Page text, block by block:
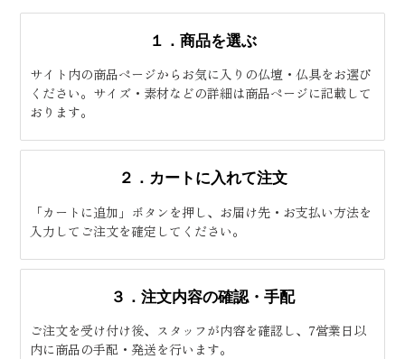
１．商品を選ぶ
サイト内の商品ページからお気に入りの仏壇・仏具をお選び
ください。サイズ・素材などの詳細は商品ページに記載して
おります。
２．カートに入れて注文
「カートに追加」ボタンを押し、お届け先・お支払い方法を
入力してご注文を確定してください。
３．注文内容の確認・手配
ご注文を受け付け後、スタッフが内容を確認し、7営業日以
内に商品の手配・発送を行います。